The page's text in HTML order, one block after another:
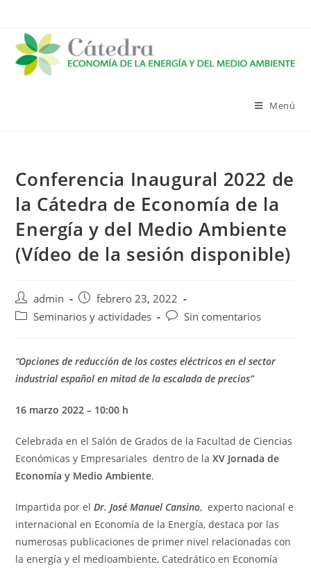
contenido
Menú
Conferencia Inaugural 2022 de
la Cátedra de Economía de la
Energía y del Medio Ambiente
(Vídeo de la sesión disponible)
Autor
de
admin
Publicación
de
febrero 23, 2022
Categoría
entrada:
Seminarios y actividades
Comentarios
entrada:
Sin comentarios
“Opciones de reducción de los costes eléctricos en el sector
industrial español en mitad de la escalada de precios”
16 marzo 2022 – 10:00 h
Celebrada en el Salón de Grados de la Facultad de Ciencias
Económicas y Empresariales dentro de laXV Jornada de
Economía y Medio Ambiente.
Impartida por elDr. José Manuel Cansino, experto nacional e
internacional en Economía de la Energía, destaca por las
numerosas publicaciones de primer nivel relacionadas con
la energía y el medioambiente, Catedrático en Economía